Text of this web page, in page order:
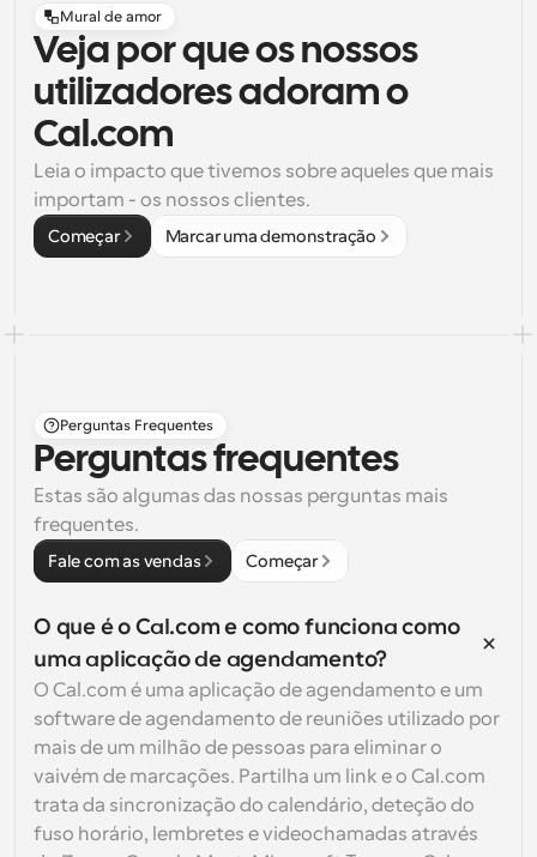
Mural de amor
Veja por que os nossos
utilizadores adoram o
Cal.com
Leia o impacto que tivemos sobre aqueles que mais
importam - os nossos clientes.
Começar Marcar uma demonstração
Perguntas Frequentes
Perguntas frequentes
Estas são algumas das nossas perguntas mais
frequentes.
Fale com as vendas Começar
O que é o Cal.com e como funciona como
uma aplicação de agendamento?
O Cal.com é uma aplicação de agendamento e um
software de agendamento de reuniões utilizado por
mais de um milhão de pessoas para eliminar o
vaivém de marcações. Partilha um link e o Cal.com
trata da sincronização do calendário, deteção do
fuso horário, lembretes e videochamadas através